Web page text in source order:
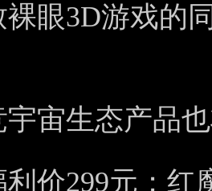
眼3D游戏的
宙生态产品
价299元；红